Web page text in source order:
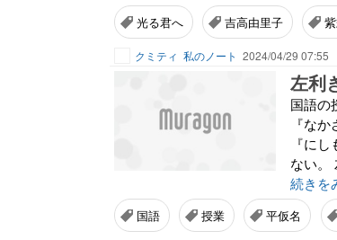
光る君へ 吉高由里子
クミティ 私のノート 2024/04/29 07:55
左利
国語の
『な
『に
ない。
続きを
国語 授業 平仮名